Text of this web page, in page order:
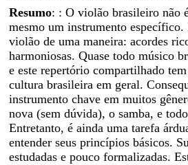
Resumo: : O violão brasileiro não
mesmo um instrumento
violão de uma maneira: acordes
harmoniosas. Quase todo músico
e este repertório compartilhado
cultura brasileira em geral.
instrumento chave em muitos
nova (sem dúvida), o samba, e
Entretanto, é ainda uma tarefa
entender seus princípios básicos.
estudadas e pouco formalizadas.